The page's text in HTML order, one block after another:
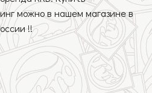
можно в нашем магазине в
!!